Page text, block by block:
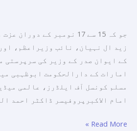
کی
ضرورت
پر
زور
دیا
ہے۔
جو کہ 15 سے 17 نومبر کے
زید ال نہیان، نائب وزیراعظم،
کے ایوان صدر کے وزیر کی سرپرستی
امارات کے دارالحکومت ابوظہبی
مسلم کونسل آف ایلڈرز، عالمی
امام الاکبرپروفیسر ڈاکٹر احمد
میں
ایک
خصوصی
پویلین
کے
ساتھ
Read More »